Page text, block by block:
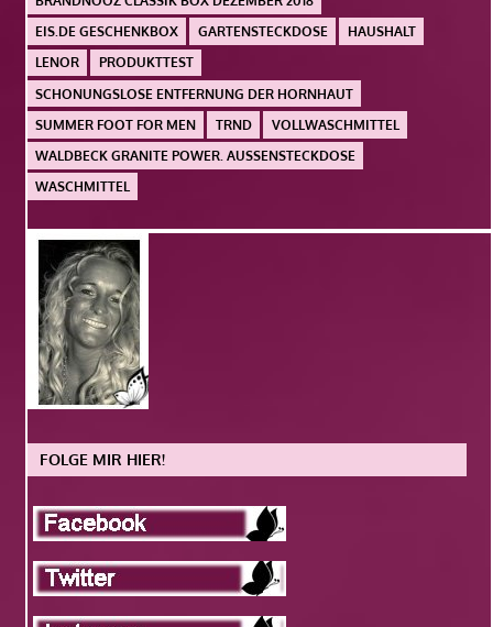
EIS.DE GESCHENKBOX
GARTENSTECKDOSE
HAUSHALT
LENOR
PRODUKTTEST
SCHONUNGSLOSE ENTFERNUNG DER HORNHAUT
SUMMER FOOT FOR MEN
TRND
VOLLWASCHMITTEL
WALDBECK GRANITE POWER. AUSSENSTECKDOSE
WASCHMITTEL
FOLGE MIR HIER!